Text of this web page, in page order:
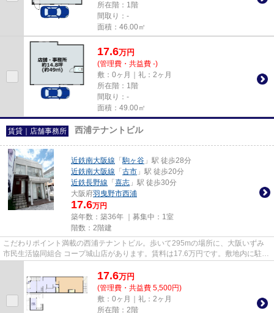
所在階：1階
間取り：-
面積：46.00㎡
17.6万円
(管理費・共益費 -)
敷：0ヶ月｜礼：2ヶ月
所在階：1階
間取り：-
面積：49.00㎡
賃貸｜店舗事務所 西浦テナントビル
近鉄南大阪線 「駒ヶ谷 」駅 徒歩28分
近鉄南大阪線 「 古市 」駅 徒歩20分
近鉄長野線 「 喜志 」駅 徒歩30分
大阪府羽曳野市西浦
17.6万円
築年数：築36年 ｜募集中： 1室
階数：2階建
こだわりポイント満載の西浦テナントビル。歩いて295mの場所に、大阪いずみ
市民生活協同組合 コープ城山店があります。賃料は17.6万円です。敷地内に駐車
17.6万円
(管理費・共益費 5,500円)
敷：0ヶ月｜礼：2ヶ月
所在階：2階